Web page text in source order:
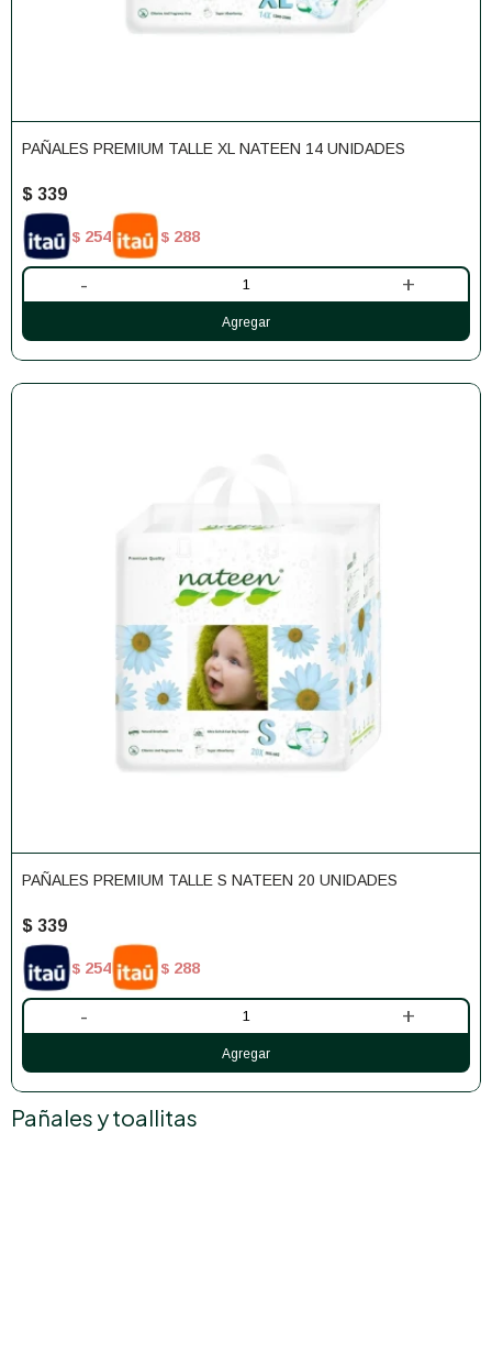
PAÑALES PREMIUM TALLE XL NATEEN 14 UNIDADES
$ 339
$ 254 $ 288
- +
PAÑALES PREMIUM TALLE S NATEEN 20 UNIDADES
$ 339
$ 254 $ 288
- +
Pañales y toallitas